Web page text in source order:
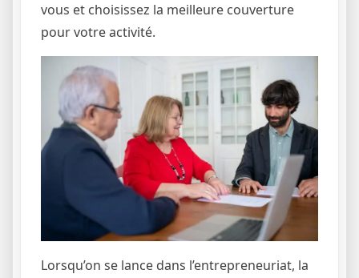
vous et choisissez la meilleure couverture
pour votre activité.
Lorsqu’on se lance dans l’entrepreneuriat, la